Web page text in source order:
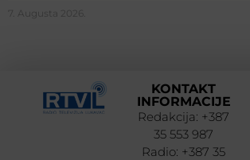
7. Augusta 2026.
KONTAKT
INFORMACIJE
Redakcija: +387
35 553 987
Radio: +387 35